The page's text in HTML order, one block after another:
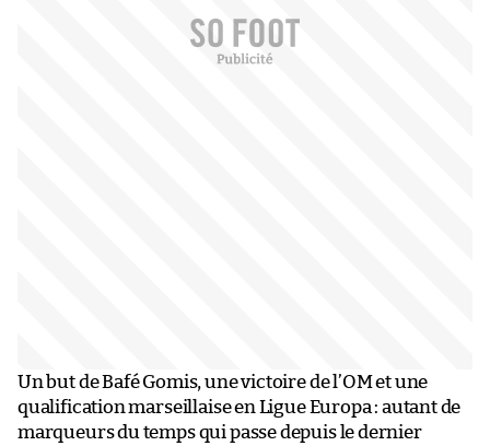
Un but de Bafé Gomis, une victoire de l’OM et une
qualification marseillaise en Ligue Europa : autant de
marqueurs du temps qui passe depuis le dernier